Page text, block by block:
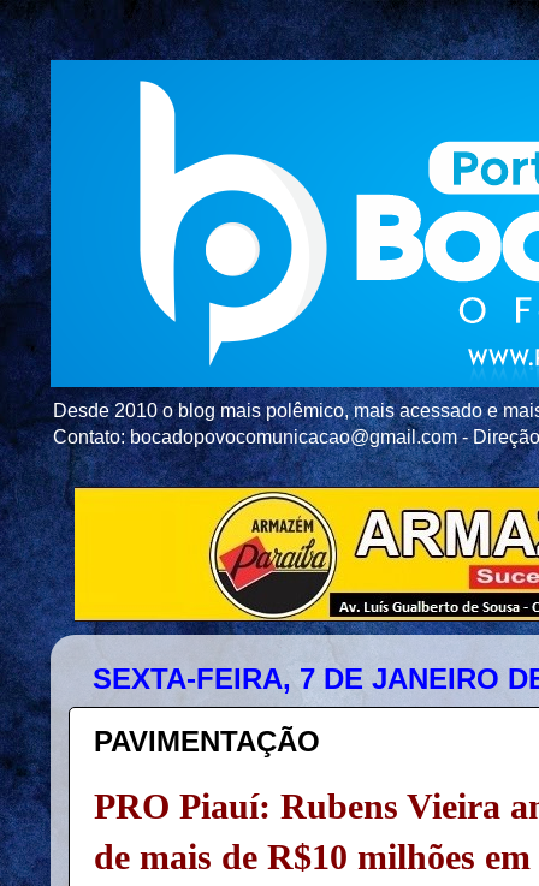
Desde 2010 o blog mais polêmico, mais acessado e
Contato: bocadopovocomunicacao@gmail.com -
SEXTA-FEIRA, 7 DE JANEIRO
PAVIMENTAÇÃO
PRO Piauí: Rubens Vieira
de mais de R$10 milhões